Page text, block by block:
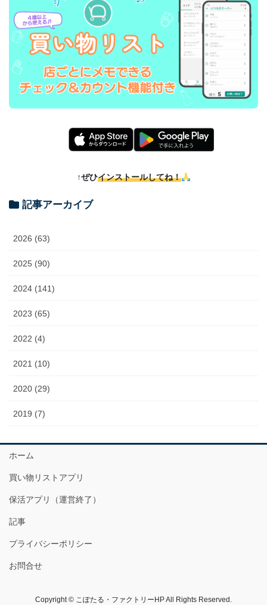
↑ぜひインストールしてね！
記事アーカイブ
2026 (63)
2025 (90)
2024 (141)
2023 (65)
2022 (4)
2021 (10)
2020 (29)
2019 (7)
ホーム
買い物リストアプリ
保活アプリ（運営終了）
記事
プライバシーポリシー
お問合せ
Copyright © こぽたる・ファクトリーHP All Rights Reserved.